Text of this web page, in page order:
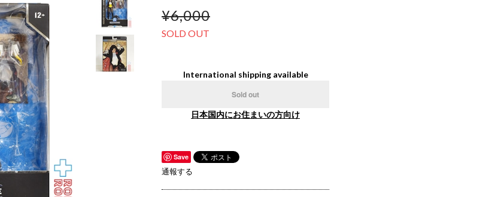
¥6,000
SOLD OUT
International shipping available
Sold out
日本国内にお住まいの方向け
Save
通報する